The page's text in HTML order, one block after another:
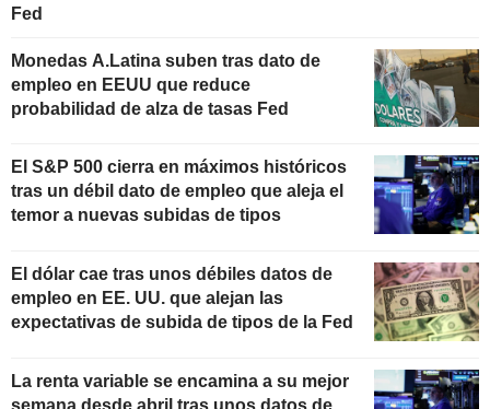
Fed
Monedas A.Latina suben tras dato de
empleo en EEUU que reduce
probabilidad de alza de tasas Fed
El S&P 500 cierra en máximos históricos
tras un débil dato de empleo que aleja el
temor a nuevas subidas de tipos
El dólar cae tras unos débiles datos de
empleo en EE. UU. que alejan las
expectativas de subida de tipos de la Fed
La renta variable se encamina a su mejor
semana desde abril tras unos datos de